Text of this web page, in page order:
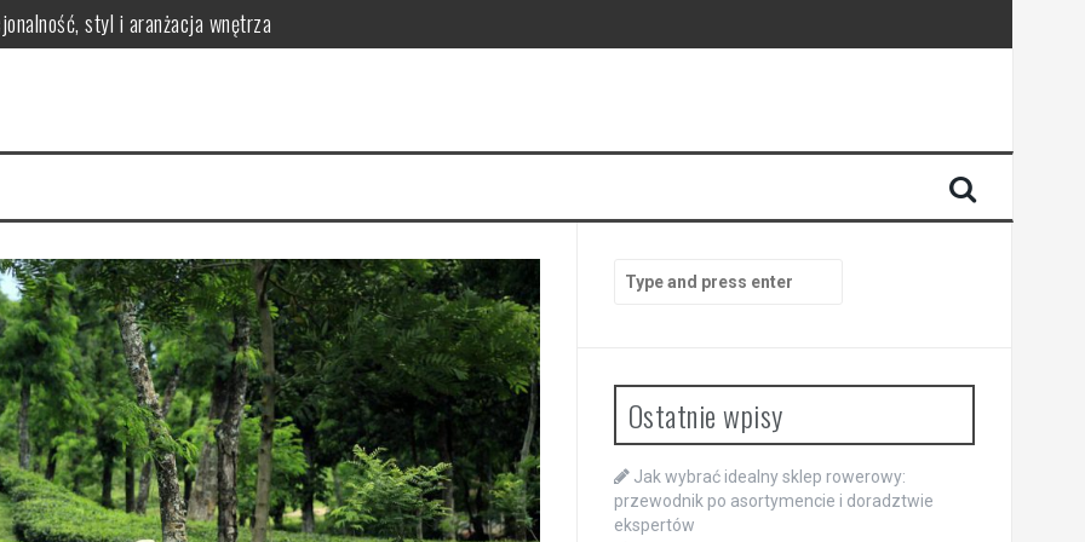
styl i aranżacja wnętrza
warto znać
Kluczowe korzyści dla zdrowia jamy ustnej
przygotować zdrowy i smaczny posiłek dla malucha?
po asortymencie i doradztwie ekspertów
for:
Ostatnie wpisy
Jak wybrać idealny sklep rowerowy:
przewodnik po asortymencie i doradztwie
ekspertów